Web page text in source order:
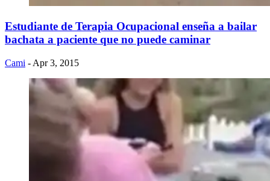
Estudiante de Terapia Ocupacional enseña a bailar
bachata a paciente que no puede caminar
Cami - Apr 3, 2015